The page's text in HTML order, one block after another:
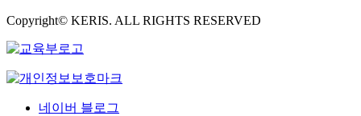
Copyright© KERIS. ALL RIGHTS RESERVED
네이버 블로그